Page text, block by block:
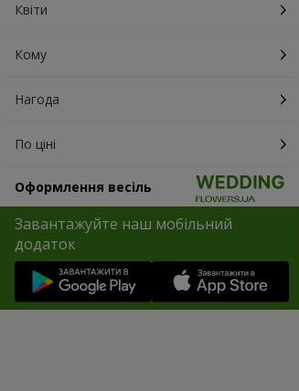
Квіти
Кому
Нагода
По ціні
Оформлення весіль
Завантажуйте наш мобільний
додаток